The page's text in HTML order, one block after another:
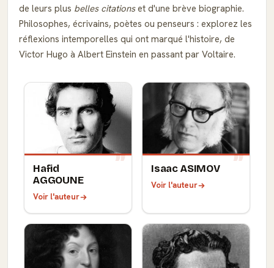
de leurs plus belles citationset d'une brève biographie.
Philosophes, écrivains, poètes ou penseurs : explorez les
réflexions intemporelles qui ont marqué l'histoire, de
Victor Hugo à Albert Einstein en passant par Voltaire.
Hafid
AGGOUNE
Voir l'auteur
Isaac ASIMOV
Voir l'auteur